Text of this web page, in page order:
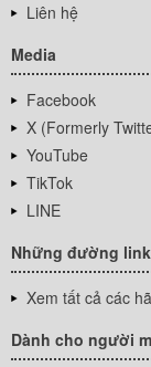
Liên hệ
Media
Facebook
X (Formerly
YouTube
TikTok
LINE
Những đường
Xem tất cả các
Dành cho người